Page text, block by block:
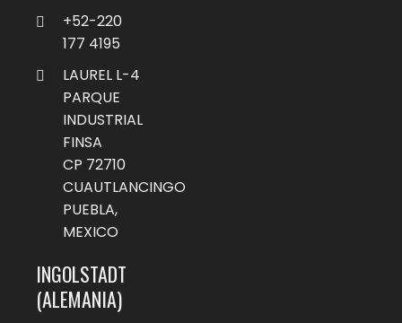
+52-220
177 4195
LAUREL L-4
PARQUE
INDUSTRIAL
FINSA
CP 72710
CUAUTLANCINGO
PUEBLA,
MEXICO
INGOLSTADT
(ALEMANIA)